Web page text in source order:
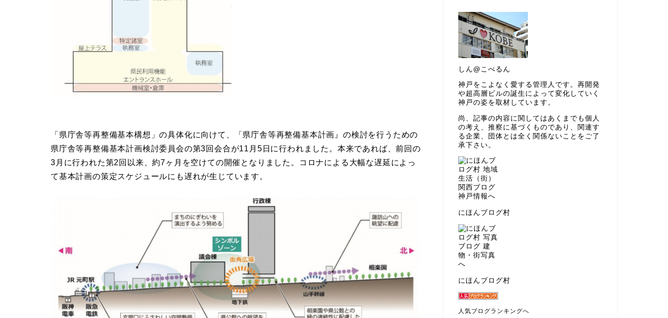
「県庁舎等再整備基本構想」の具体化に向けて、「県庁舎等再整備基本計画』の検討を行うための
県庁舎等再整備基本計画検討委員会の第3回会合が11月5日に行われました。本来であれば、前回の
3月に行われた第2回以来、約7ヶ月を空けての開催となりました。コロナによる大幅な遅延によっ
て基本計画の策定スケジュールにも遅れが生じています。
しん@こべるん
神戸をこよなく愛する管理人です。再開発
や超高層ビルの誕生によって変化していく
神戸の姿を取材しています。
尚、記事の内容に関してはあくまでも個人
の考え、推察に基づくものであり、関連す
る企業、団体とは全く関係ないことをご了
承下さい。
にほんブログ村
にほんブログ村
人気ブログランキングへ